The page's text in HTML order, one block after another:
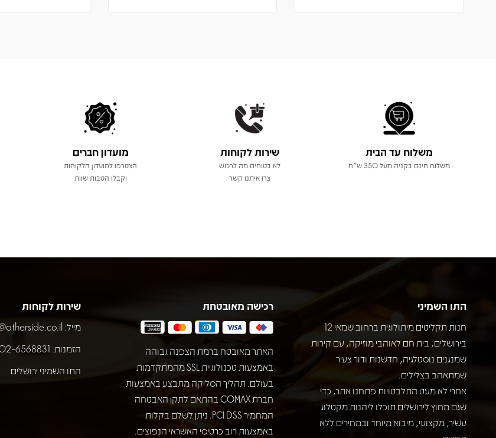
משלוח עד הבית
משלוח חינם בקניה מעל 350 ש"ח
שירות לקוחות
לא בטוחים מה לרכוש
צרו איתנו קשר
מועדון חברים
הצטרפו למועדון הלקוחות
וקבלו הטבות שוות
התו השמיני
חנות תקליטים מיתולוגית ברחוב שמאי 12
בירושלים, בית חם לאוהבי מוזיקה, עם קירות
שמנגנים נוסטלגיה, חדשנות ודור צעיר
שמתאהב בצלילים.
אחרי לא מעט התלבטויות פתחנו אתר, כדי
שגם מחוץ לירושלים תוכלו ליהנות מקטלוג
עשיר, מקצועי, מיבוא מיוחד ובמחירים ללא
רכישה מאובטחת
האתר מאובטח ברמת הצפנה גבוהה
באמצעות טכנולוגיית SSL מהמתקדמות
בעולם. תהליך הסליקה מתבצע באמצעות
חברת COMAX בהתאם לתקן האבטחה
המחמיר PCI DSS. ניתן לשלם בקלות
באמצעות רוב כרטיסי האשראי הנפוצים.
שירות לקוחות
מייל:
הזמנות: 02-6568831
התו השמיני ירושלים